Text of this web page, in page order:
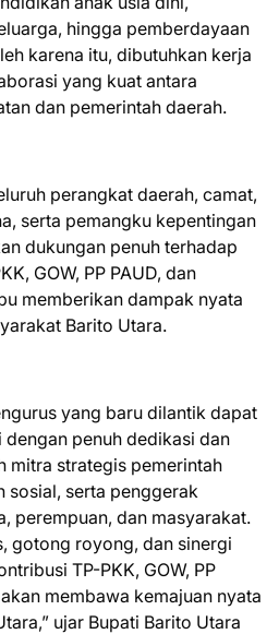
hingga pemberdayaan
karena itu, dibutuhkan kerja
yang kuat antara
dan pemerintah daerah.
perangkat daerah, camat,
serta pemangku kepentingan
dukungan penuh terhadap
GOW, PP PAUD, dan
memberikan dampak nyata
Barito Utara.
yang baru dilantik dapat
dengan penuh dedikasi dan
mitra strategis pemerintah
sosial, serta penggerak
perempuan, dan masyarakat.
gotong royong, dan sinergi
TP-PKK, GOW, PP
membawa kemajuan nyata
ujar Bupati Barito Utara